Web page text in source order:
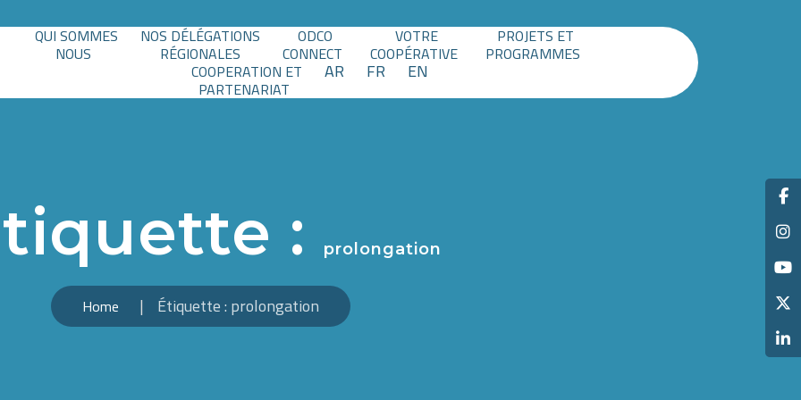
QUI SOMMES
NOUS
NOS DÉLÉGATIONS
RÉGIONALES
ODCO
CONNECT
VOTRE
COOPÉRATIVE
PROJETS ET
PROGRAMMES
COOPERATION ET
PARTENARIAT
AR FR EN
: prolongation
Home Étiquette :prolongation